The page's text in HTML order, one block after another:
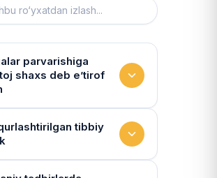
parvarishiga
shaxs deb e’tirof
sharoitini kim
guruh: "Inson"
tibbiy